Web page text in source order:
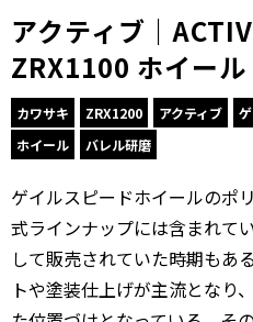
アクティブ｜
ZRX1100 ホイー
カワサキ ZRX1200 アクティブ
ホイール
バレル研磨
ゲイルスピードホイールのポ
式ラインナップには含まれて
して販売されていた時期もあ
トや塗装仕上げが主流となり